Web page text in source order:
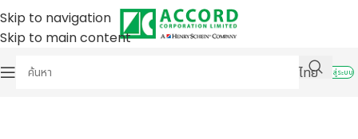
Skip to navigation
Skip to main content
ไทย
เข้าสู่ระบบ